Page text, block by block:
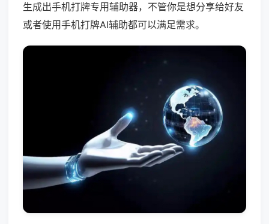
生成出手机打牌专用辅助器，不管你是想分享给好友
或者使用手机打牌AI辅助都可以满足需求。